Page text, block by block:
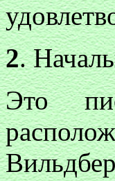
2.
Это